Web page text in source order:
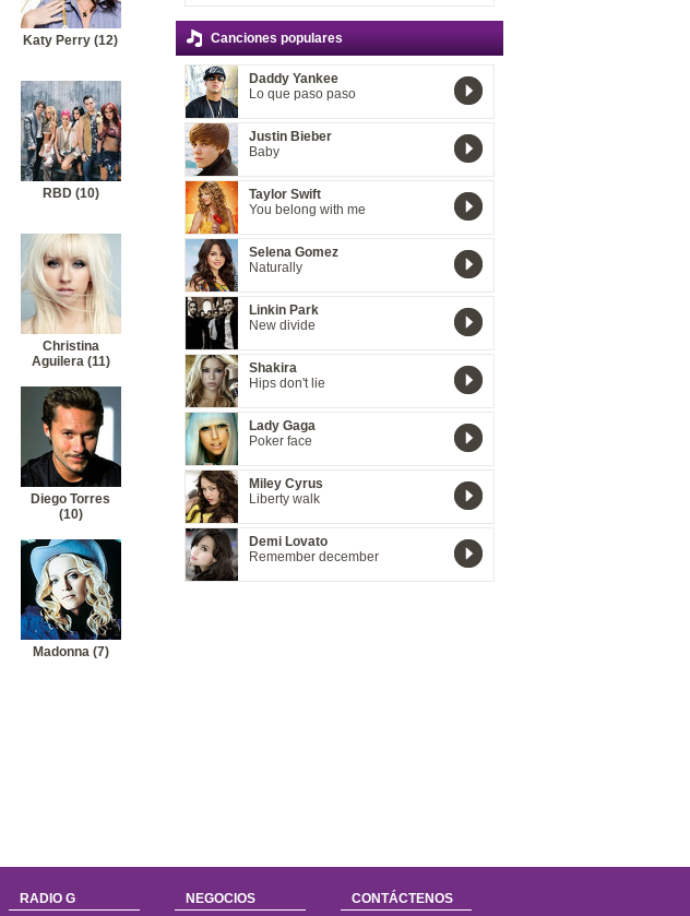
Katy Perry (12)
RBD (10)
Christina
Aguilera (11)
Diego Torres
(10)
Madonna (7)
Canciones populares
Daddy Yankee
Lo que paso paso
Justin Bieber
Baby
Taylor Swift
You belong with me
Selena Gomez
Naturally
Linkin Park
New divide
Shakira
Hips don't lie
Lady Gaga
Poker face
Miley Cyrus
Liberty walk
Demi Lovato
Remember december
RADIO G NEGOCIOS CONTÁCTENOS